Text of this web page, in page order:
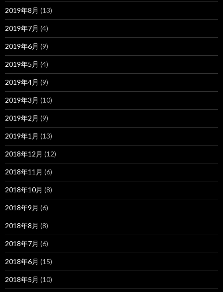
2019年8月 (13)
2019年7月 (4)
2019年6月 (9)
2019年5月 (4)
2019年4月 (9)
2019年3月 (10)
2019年2月 (9)
2019年1月 (13)
2018年12月 (12)
2018年11月 (6)
2018年10月 (8)
2018年9月 (6)
2018年8月 (8)
2018年7月 (6)
2018年6月 (15)
2018年5月 (10)